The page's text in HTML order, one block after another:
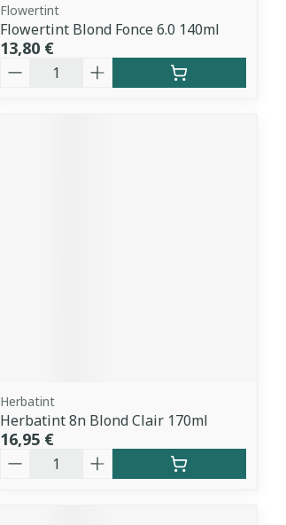
Flowertint
Flowertint Blond Fonce 6.0 140ml
13,80 €
Quantité
Herbatint
Herbatint 8n Blond Clair 170ml
16,95 €
Quantité